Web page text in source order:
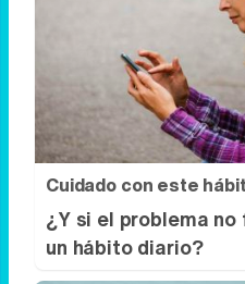
Cuidado con este
¿Y si el problema
un hábito diario?